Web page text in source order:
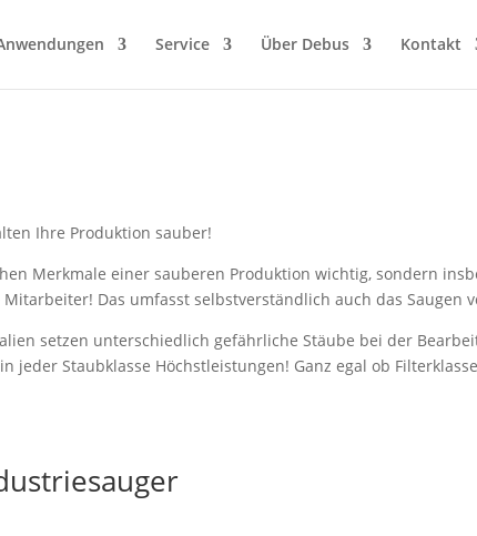
Service Über Debus Kontakt
Ihre Produktion sauber!
Merkmale einer sauberen Produktion wichtig, sondern
Das umfasst selbstverständlich auch das Saugen
setzen unterschiedlich gefährliche Stäube bei der
jeder Staubklasse Höchstleistungen! Ganz egal ob